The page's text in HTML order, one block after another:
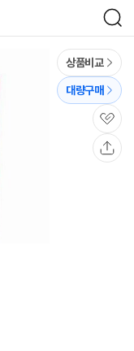
검
색
상품비교
대량구매
관
심